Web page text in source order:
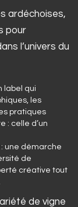
ardéchoises,
pour
l’univers du
label qui
les
pratiques
: celle d’un
une démarche
de
créative tout
de vigne